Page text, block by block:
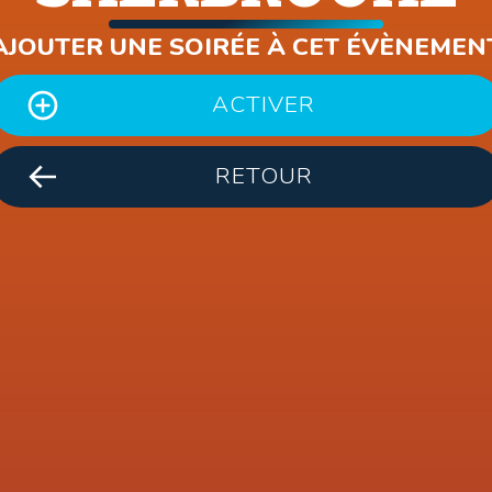
UNE SOIRÉE À CET
ACTIVER
RETOUR